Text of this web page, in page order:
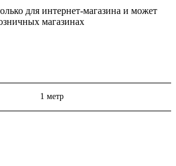
для интернет-магазина и может
магазинах
1 метр